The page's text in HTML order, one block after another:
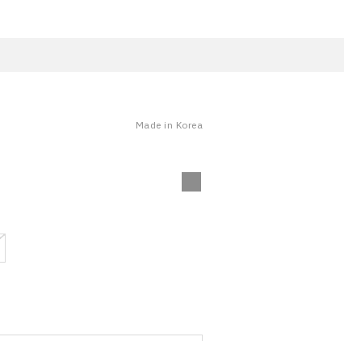
Made in Korea